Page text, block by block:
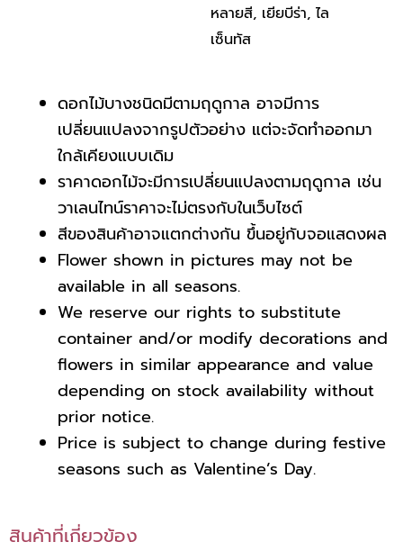
หลายสี, เยียบีร่า, ไล
เซ็นทัส
ดอกไม้บางชนิดมีตามฤดูกาล อาจมีการ
เปลี่ยนแปลงจากรูปตัวอย่าง แต่จะจัดทำออกมา
ใกล้เคียงแบบเดิม
ราคาดอกไม้จะมีการเปลี่ยนแปลงตามฤดูกาล เช่น
วาเลนไทน์ราคาจะไม่ตรงกับในเว็บไซต์
สีของสินค้าอาจแตกต่างกัน ขึ้นอยู่กับจอแสดงผล
Flower shown in pictures may not be
available in all seasons.
We reserve our rights to substitute
container and/or modify decorations and
flowers in similar appearance and value
depending on stock availability without
prior notice.
Price is subject to change during festive
seasons such as Valentine’s Day.
สินค้าที่เกี่ยวข้อง